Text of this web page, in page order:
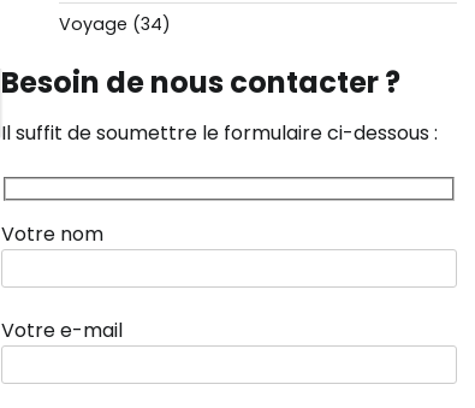
Voyage (34)
Besoin de nous contacter ?
Il suffit de soumettre le formulaire ci-dessous :
Votre nom
Votre e-mail